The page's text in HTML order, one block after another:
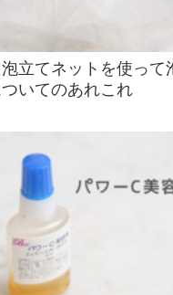
立てネットを使って
いてのあれこれ